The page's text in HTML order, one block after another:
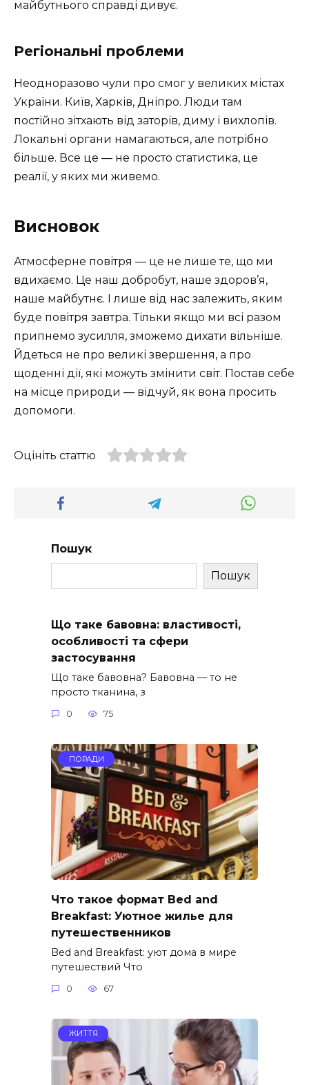
майбутнього справді дивує.
Регіональні проблеми
Неодноразово чули про смог у великих містах
України. Київ, Харків, Дніпро. Люди там
постійно зітхають від заторів, диму і вихлопів.
Локальні органи намагаються, але потрібно
більше. Все це — не просто статистика, це
реалії, у яких ми живемо.
Висновок
Атмосферне повітря — це не лише те, що ми
вдихаємо. Це наш добробут, наше здоров’я,
наше майбутнє. І лише від нас залежить, яким
буде повітря завтра. Тільки якщо ми всі разом
припнемо зусилля, зможемо дихати вільніше.
Йдеться не про великі звершення, а про
щоденні дії, які можуть змінити світ. Постав себе
на місце природи — відчуй, як вона просить
допомоги.
Оцініть статтю
Пошук
Пошук
Що таке бавовна: властивості,
особливості та сфери
застосування
Що таке бавовна? Бавовна — то не
просто тканина, з
0 75
ПОРАДИ
Что такое формат Bed and
Breakfast: Уютное жилье для
путешественников
Bed and Breakfast: уют дома в мире
путешествий Что
0 67
ЖИТТЯ